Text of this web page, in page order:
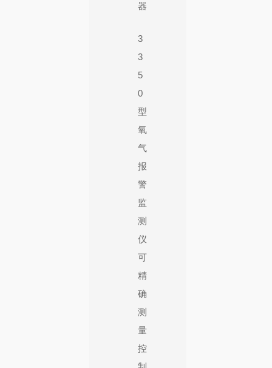
器
3
3
5
0
型
氧
气
报
警
监
测
仪
可
精
确
测
量
控